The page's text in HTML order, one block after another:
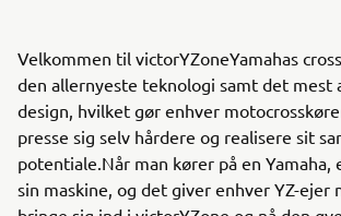
Velkommen til victorYZoneYamahas
den allernyeste teknologi samt det mest
design, hvilket gør enhver
presse sig selv hårdere og realisere sit
potentiale.Når man kører på en Yamaha,
sin maskine, og det giver enhver YZ-ejer